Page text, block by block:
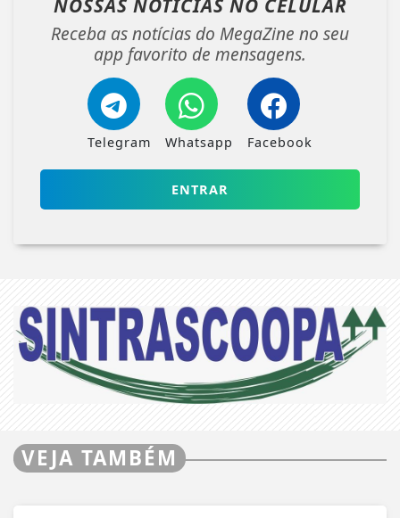
NOSSAS NOTÍCIAS NO CELULAR
Receba as notícias do MegaZine no seu
app favorito de mensagens.
Telegram Whatsapp Facebook
ENTRAR
VEJA TAMBÉM